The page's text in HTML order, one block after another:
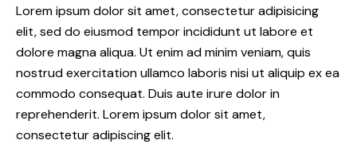
Lorem ipsum dolor sit amet, consectetur adipisicing
elit, sed do eiusmod tempor incididunt ut labore et
dolore magna aliqua. Ut enim ad minim veniam, quis
nostrud exercitation ullamco laboris nisi ut aliquip ex ea
commodo consequat. Duis aute irure dolor in
reprehenderit. Lorem ipsum dolor sit amet,
consectetur adipiscing elit.